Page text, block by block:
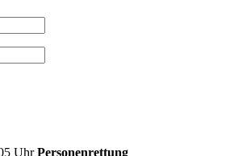
UhrPersonenrettung